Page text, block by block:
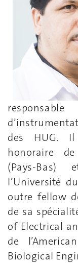
des HUG. Il
honoraire
(Pays-
l’Université
outre fellow
de sa
of Electrical
de
Biological